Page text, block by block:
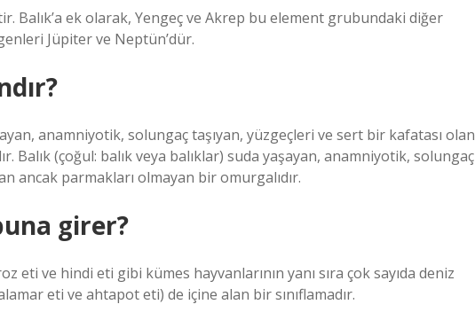
Balık’a ek olarak, Yengeç ve Akrep bu element grubundaki diğer
Jüpiter ve Neptün’dür.
anamniyotik, solungaç taşıyan, yüzgeçleri ve sert bir kafatası olan
Balık (çoğul: balık veya balıklar) suda yaşayan, anamniyotik, solungaç
ancak parmakları olmayan bir omurgalıdır.
girer?
eti ve hindi eti gibi kümes hayvanlarının yanı sıra çok sayıda deniz
eti ve ahtapot eti) de içine alan bir sınıflamadır.